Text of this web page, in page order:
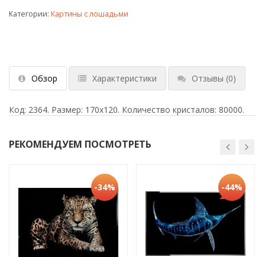
Категории: Картины с лошадьми
Обзор Характеристики Отзывы (0)
Код: 2364. Размер: 170х120. Количество кристалов: 80000.
РЕКОМЕНДУЕМ ПОСМОТРЕТЬ
-34% -44%